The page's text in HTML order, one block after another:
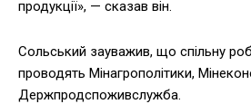
продукції», — сказав він.
Сольський зауважив, що спільну
проводять Мінагрополітики,
Держпродспоживслужба.